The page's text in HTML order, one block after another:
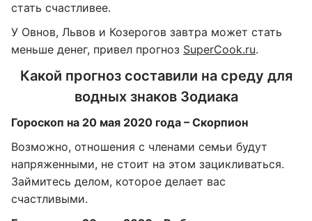
стать счастливее.
У Овнов, Львов и Козерогов завтра может стать
меньше денег, привел прогноз SuperCook.ru.
Какой прогноз составили на среду для
водных знаков Зодиака
Гороскоп на 20 мая 2020 года – Скорпион
Возможно, отношения с членами семьи будут
напряженными, не стоит на этом зацикливаться.
Займитесь делом, которое делает вас
счастливыми.